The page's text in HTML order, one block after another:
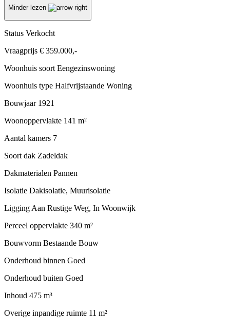
Minder lezen
Status Verkocht
Vraagprijs € 359.000,-
Woonhuis soort Eengezinswoning
Woonhuis type Halfvrijstaande Woning
Bouwjaar 1921
Woonoppervlakte 141 m²
Aantal kamers 7
Soort dak Zadeldak
Dakmaterialen Pannen
Isolatie Dakisolatie, Muurisolatie
Ligging Aan Rustige Weg, In Woonwijk
Perceel oppervlakte 340 m²
Bouwvorm Bestaande Bouw
Onderhoud binnen Goed
Onderhoud buiten Goed
Inhoud 475 m³
Overige inpandige ruimte 11 m²